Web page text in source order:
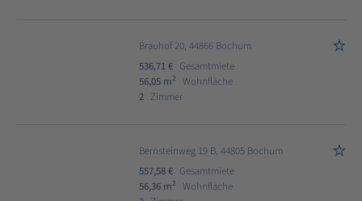
Brauhof 20, 44866 Bochum
536,71 € Gesamtmiete
56,05 m2
Wohnfläche
2 Zimmer
Bernsteinweg 19 B, 44805 Bochum
557,58 € Gesamtmiete
56,36 m2
Wohnfläche